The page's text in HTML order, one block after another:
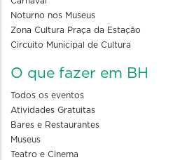
Noturno nos Museus
Zona Cultura Praça da Estação
Circuito Municipal de Cultura
O que fazer em BH
Todos os eventos
Atividades Gratuitas
Bares e Restaurantes
Museus
Teatro e Cinema